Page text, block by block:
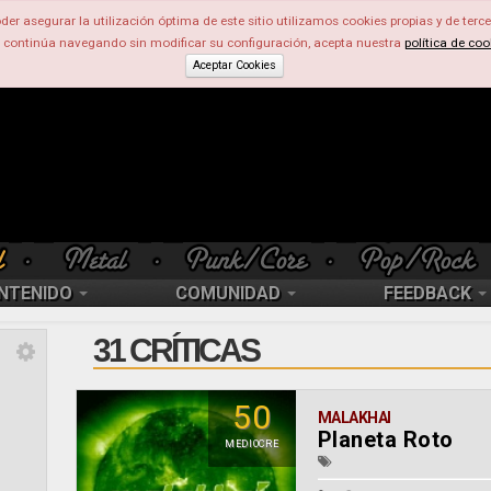
asegurar la utilización óptima de este sitio utilizamos cookies propias y de
continúa navegando sin modificar su configuración, acepta nuestra política de
Aceptar Cookies
COMUNIDAD FEEDBACK
31 CRÍTICAS
50
MEDIOCRE
MALAKHAI
Planeta Roto